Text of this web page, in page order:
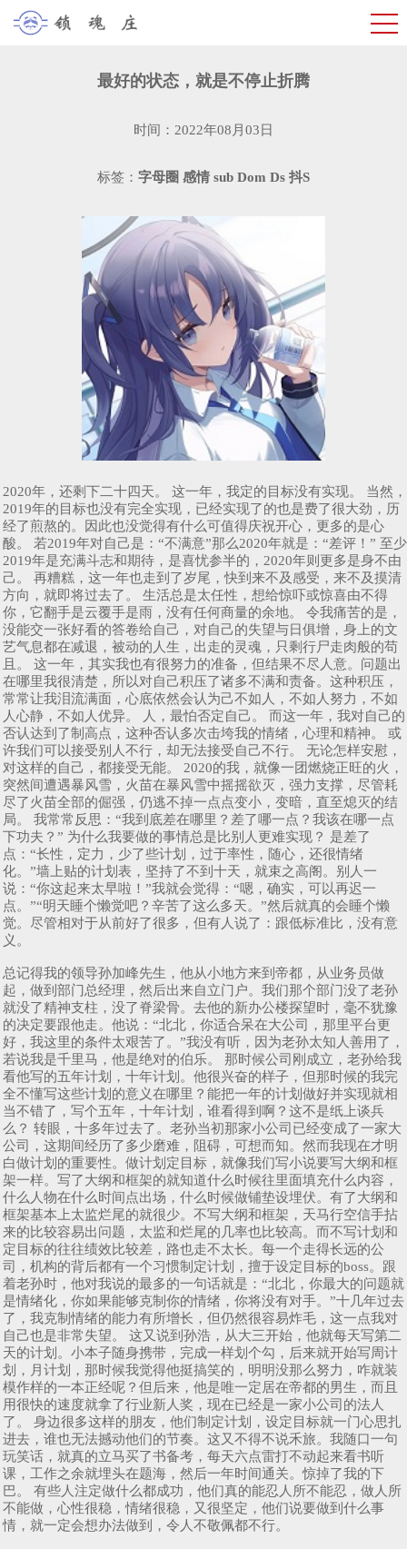
最好的状态，就是不停止折腾
时间：2022年08月03日
标签： 字母圈 感情 sub Dom Ds 抖S
2020年，还剩下二十四天。 这一年，我定的目标没有实现。 当然，
2019年的目标也没有完全实现，已经实现了的也是费了很大劲，历
经了煎熬的。因此也没觉得有什么可值得庆祝开心，更多的是心
酸。 若2019年对自己是：“不满意”那么2020年就是：“差评！” 至少
2019年是充满斗志和期待，是喜忧参半的，2020年则更多是身不由
己。 再糟糕，这一年也走到了岁尾，快到来不及感受，来不及摸清
方向，就即将过去了。 生活总是太任性，想给惊吓或惊喜由不得
你，它翻手是云覆手是雨，没有任何商量的余地。 令我痛苦的是，
没能交一张好看的答卷给自己，对自己的失望与日俱增，身上的文
艺气息都在减退，被动的人生，出走的灵魂，只剩行尸走肉般的苟
且。 这一年，其实我也有很努力的准备，但结果不尽人意。问题出
在哪里我很清楚，所以对自己积压了诸多不满和责备。这种积压，
常常让我泪流满面，心底依然会认为己不如人，不如人努力，不如
人心静，不如人优异。 人，最怕否定自己。 而这一年，我对自己的
否认达到了制高点，这种否认多次击垮我的情绪，心理和精神。 或
许我们可以接受别人不行，却无法接受自己不行。 无论怎样安慰，
对这样的自己，都接受无能。 2020的我，就像一团燃烧正旺的火，
突然间遭遇暴风雪，火苗在暴风雪中摇摇欲灭，强力支撑，尽管耗
尽了火苗全部的倔强，仍逃不掉一点点变小，变暗，直至熄灭的结
局。 我常常反思：“我到底差在哪里？差了哪一点？我该在哪一点
下功夫？” 为什么我要做的事情总是比别人更难实现？ 是差了
点：“长性，定力，少了些计划，过于率性，随心，还很情绪
化。”墙上贴的计划表，坚持了不到十天，就束之高阁。别人一
说：“你这起来太早啦！”我就会觉得：“嗯，确实，可以再迟一
点。”“明天睡个懒觉吧？辛苦了这么多天。”然后就真的会睡个懒
觉。尽管相对于从前好了很多，但有人说了：跟低标准比，没有意
义。
总记得我的领导孙加峰先生，他从小地方来到帝都，从业务员做
起，做到部门总经理，然后出来自立门户。我们那个部门没了老孙
就没了精神支柱，没了脊梁骨。去他的新办公楼探望时，毫不犹豫
的决定要跟他走。他说：“北北，你适合呆在大公司，那里平台更
好，我这里的条件太艰苦了。”我没有听，因为老孙太知人善用了，
若说我是千里马，他是绝对的伯乐。 那时候公司刚成立，老孙给我
看他写的五年计划，十年计划。他很兴奋的样子，但那时候的我完
全不懂写这些计划的意义在哪里？能把一年的计划做好并实现就相
当不错了，写个五年，十年计划，谁看得到啊？这不是纸上谈兵
么？ 转眼，十多年过去了。老孙当初那家小公司已经变成了一家大
公司，这期间经历了多少磨难，阻碍，可想而知。然而我现在才明
白做计划的重要性。做计划定目标，就像我们写小说要写大纲和框
架一样。写了大纲和框架的就知道什么时候往里面填充什么内容，
什么人物在什么时间点出场，什么时候做铺垫设埋伏。有了大纲和
框架基本上太监烂尾的就很少。不写大纲和框架，天马行空信手拈
来的比较容易出问题，太监和烂尾的几率也比较高。而不写计划和
定目标的往往绩效比较差，路也走不太长。每一个走得长远的公
司，机构的背后都有一个习惯制定计划，擅于设定目标的boss。跟
着老孙时，他对我说的最多的一句话就是：“北北，你最大的问题就
是情绪化，你如果能够克制你的情绪，你将没有对手。”十几年过去
了，我克制情绪的能力有所增长，但仍然很容易炸毛，这一点我对
自己也是非常失望。 这又说到孙浩，从大三开始，他就每天写第二
天的计划。小本子随身携带，完成一样划个勾，后来就开始写周计
划，月计划，那时候我觉得他挺搞笑的，明明没那么努力，咋就装
模作样的一本正经呢？但后来，他是唯一定居在帝都的男生，而且
用很快的速度就拿了行业新人奖，现在已经是一家小公司的法人
了。 身边很多这样的朋友，他们制定计划，设定目标就一门心思扎
进去，谁也无法撼动他们的节奏。这又不得不说禾旅。我随口一句
玩笑话，就真的立马买了书备考，每天六点雷打不动起来看书听
课，工作之余就埋头在题海，然后一年时间通关。惊掉了我的下
巴。 有些人注定做什么都成功，他们真的能忍人所不能忍，做人所
不能做，心性很稳，情绪很稳，又很坚定，他们说要做到什么事
情，就一定会想办法做到，令人不敬佩都不行。